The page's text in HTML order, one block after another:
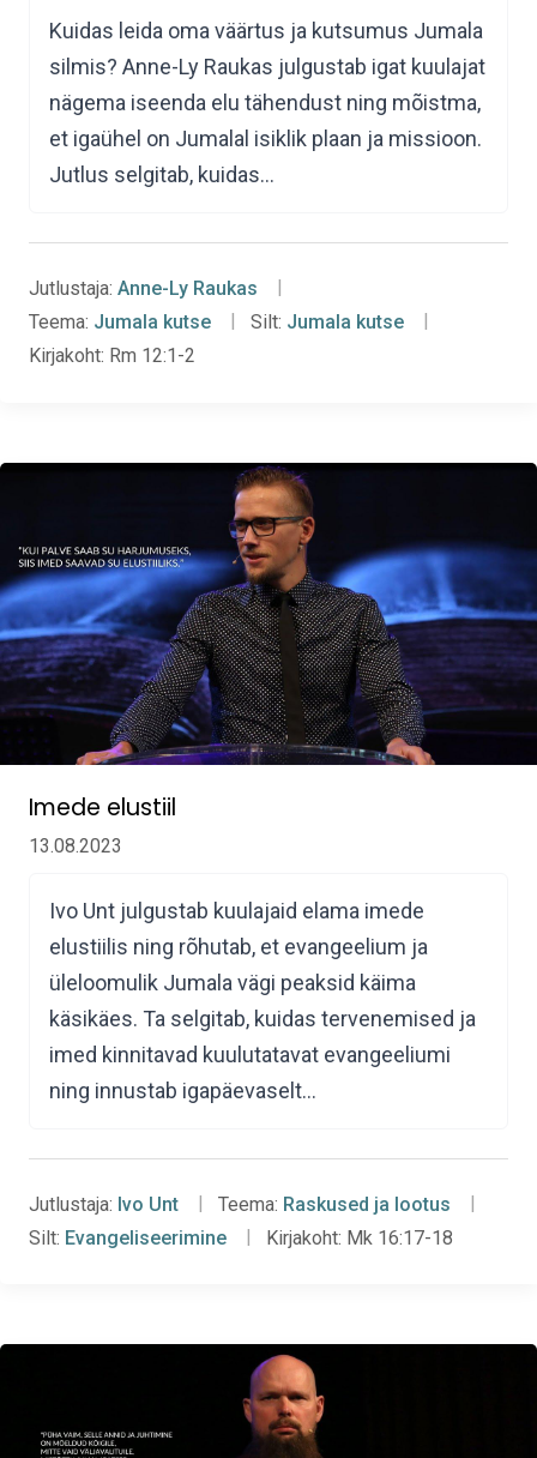
Kuidas leida oma väärtus ja kutsumus Jumala
silmis? Anne-Ly Raukas julgustab igat kuulajat
nägema iseenda elu tähendust ning mõistma,
et igaühel on Jumalal isiklik plaan ja missioon.
Jutlus selgitab, kuidas…
Jutlustaja: Anne-Ly Raukas
Teema: Jumala kutse Silt: Jumala kutse
Kirjakoht: Rm 12:1-2
Imede elustiil
13.08.2023
Ivo Unt julgustab kuulajaid elama imede
elustiilis ning rõhutab, et evangeelium ja
üleloomulik Jumala vägi peaksid käima
käsikäes. Ta selgitab, kuidas tervenemised ja
imed kinnitavad kuulutatavat evangeeliumi
ning innustab igapäevaselt…
Jutlustaja: Ivo Unt Teema: Raskused ja lootus
Silt: Evangeliseerimine Kirjakoht: Mk 16:17-18